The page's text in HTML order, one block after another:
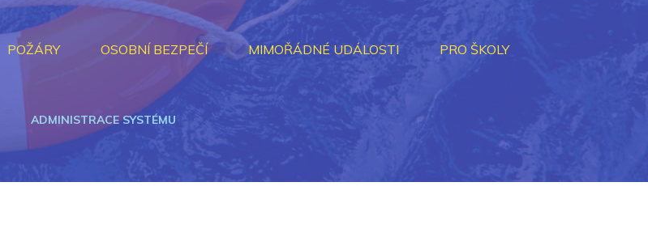
POŽÁRY OSOBNÍ BEZPEČÍ MIMOŘÁDNÉ UDÁLOSTI PRO ŠKOLY
ADMINISTRACE SYSTÉMU